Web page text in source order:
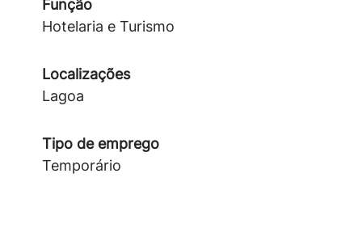
Função
Hotelaria e Turismo
Localizações
Lagoa
Tipo de emprego
Temporário